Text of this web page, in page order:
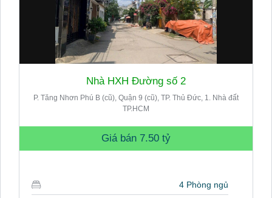
Nhà HXH Đường số 2
P. Tăng Nhơn Phú B (cũ), Quận 9 (cũ), TP. Thủ Đức, 1. Nhà đất
TP.HCM
Giá bán 7.50 tỷ
4 Phòng ngủ